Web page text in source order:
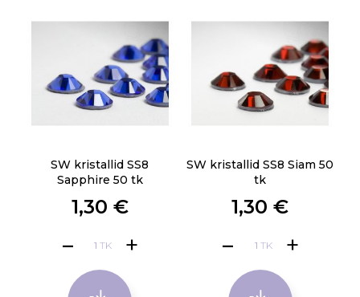
SW kristallid SS8
Sapphire 50 tk
1,30 €
TK
SW kristallid SS8 Siam 50
tk
1,30 €
TK